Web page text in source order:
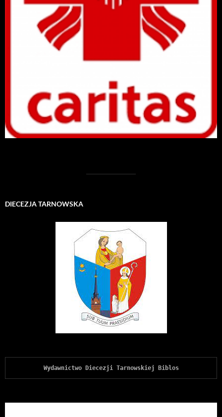
DIECEZJA TARNOWSKA
Wydawnictwo Diecezji Tarnowskiej Biblos